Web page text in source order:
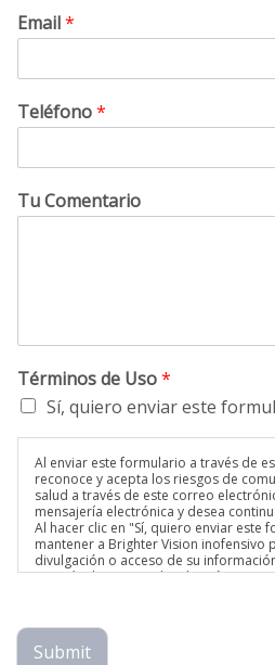
Email*
Teléfono*
Tu Comentario
Términos de Uso*
Sí, quiero enviar este
Al enviar este formulario a través de
reconoce y acepta los riesgos de
salud a través de este correo
mensajería electrónica y desea
Al hacer clic en "Sí, quiero enviar este
mantener a Brighter Vision inofensivo
divulgación o acceso de su
a través de este medio electrónico.
Submit